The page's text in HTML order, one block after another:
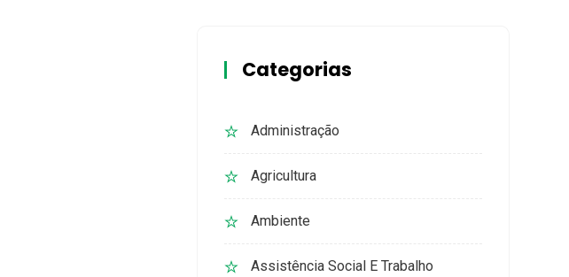
Categorias
Administração
Agricultura
Ambiente
Assistência Social E Trabalho